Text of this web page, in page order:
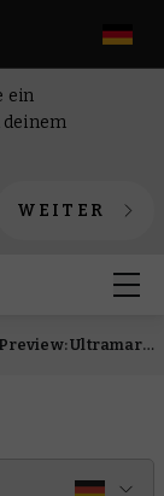
ein
deinem
WEITER
Sunday Preview: Ultramarines, Terminatoren und Da Rote Gobbo